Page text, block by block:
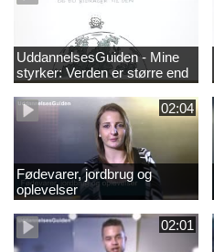
UddannelsesGuiden - Mine
styrker: Verden er større end
dig og du bidrager til den
02:04
Fødevarer, jordbrug og
oplevelser
02:01